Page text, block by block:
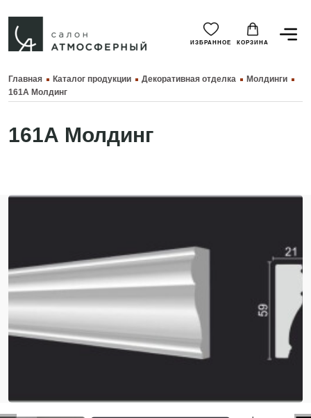
ИЗБРАННОЕ КОРЗИНА
Главная Каталог продукции Декоративная отделка
Молдинги
161А Молдинг
161А Молдинг